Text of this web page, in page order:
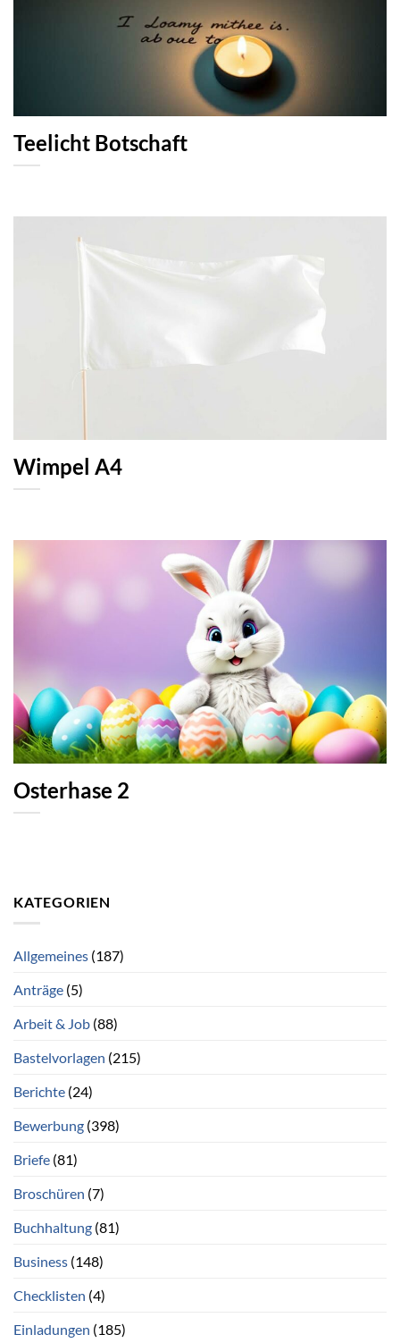
Teelicht Botschaft
Wimpel A4
Osterhase 2
KATEGORIEN
Allgemeines (187)
Anträge (5)
Arbeit & Job (88)
Bastelvorlagen (215)
Berichte (24)
Bewerbung (398)
Briefe (81)
Broschüren (7)
Buchhaltung (81)
Business (148)
Checklisten (4)
Einladungen (185)